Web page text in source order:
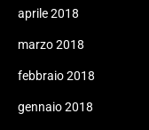
aprile 2018
marzo 2018
febbraio 2018
gennaio 2018